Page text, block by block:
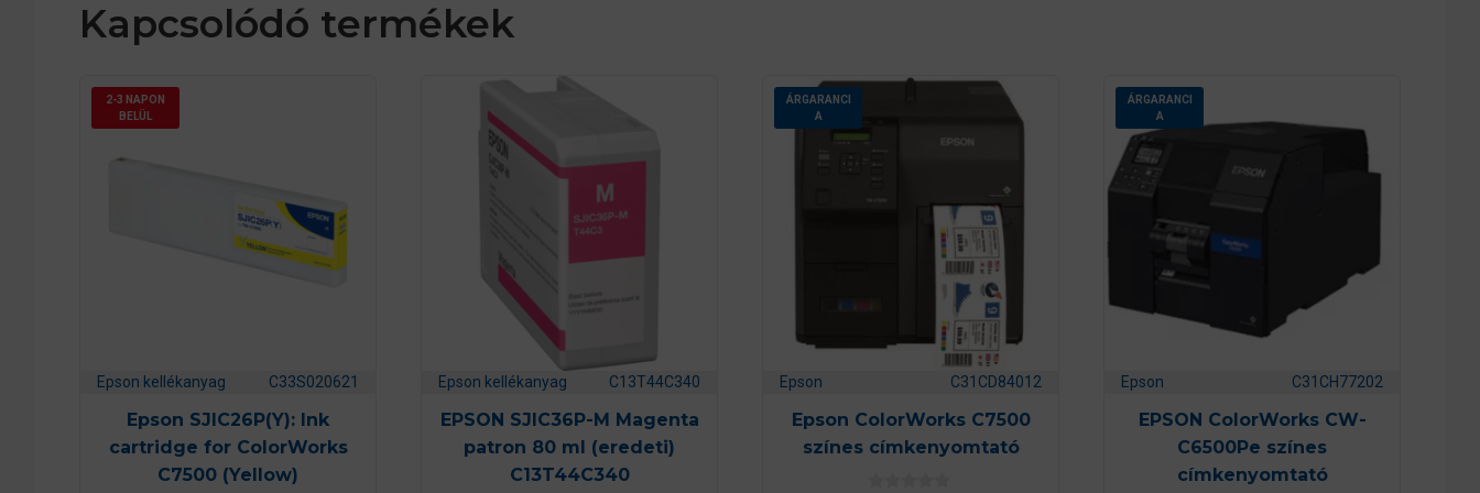
Kapcsolódó termékek
2-3 NAPON
BELÜL
Epson kellékanyag C33S020621
Epson SJIC26P(Y): Ink
cartridge for ColorWorks
C7500 (Yellow)
Epson kellékanyag C13T44C340
EPSON SJIC36P-M Magenta
patron 80 ml (eredeti)
C13T44C340
ÁRGARANCI
A
Epson C31CD84012
Epson ColorWorks C7500
színes címkenyomtató
ÁRGARANCI
A
Epson C31CH77202
EPSON ColorWorks CW-
C6500Pe színes
címkenyomtató